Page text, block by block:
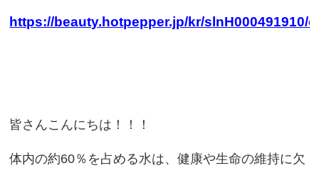
https://beauty.hotpepper.jp/kr/slnH000491910/
皆さんこんにちは！！！
体内の約60％を占める水は、健康や生命の維持に欠